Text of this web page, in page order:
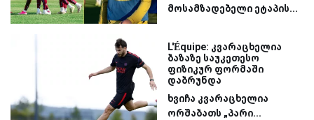
მოსამზადებელი ეტაპის...
L'Équipe: კვარაცხელია
ბაზაზე საუკეთესო
ფიზიკურ ფორმაში
დაბრუნდა
ხვიჩა კვარაცხელია
ორშაბათს „პარი...